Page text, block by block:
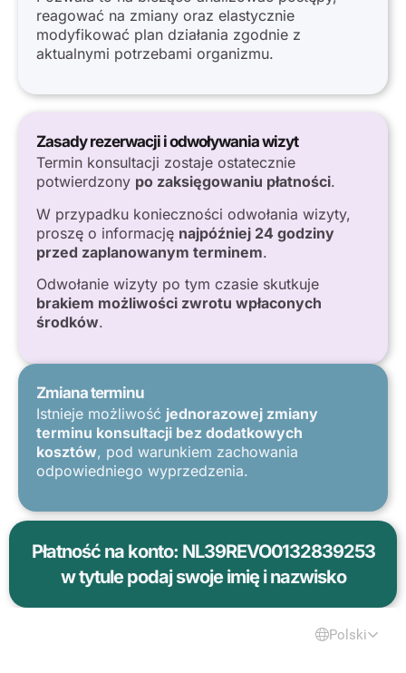
reagować na zmiany oraz elastycznie
modyfikować plan działania zgodnie z
aktualnymi potrzebami organizmu.
Zasady rezerwacji i odwoływania wizyt
Termin konsultacji zostaje ostatecznie
potwierdzony po zaksięgowaniu płatności.
W przypadku konieczności odwołania wizyty,
proszę o informację najpóźniej 24 godziny
przed zaplanowanym terminem.
Odwołanie wizyty po tym czasie skutkuje
brakiem możliwości zwrotu wpłaconych
środków.
Zmiana terminu
Istnieje możliwość jednorazowej zmiany
terminu konsultacji bez dodatkowych
kosztów, pod warunkiem zachowania
odpowiedniego wyprzedzenia.
Płatność na konto: NL39REVO0132839253
w tytule podaj swoje imię i nazwisko